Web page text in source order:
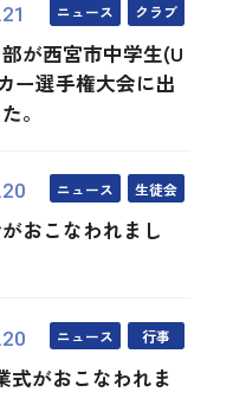
ニュース クラブ
が西宮市中学生(U
ー選手権大会に出
。
ニュース 生徒会
おこなわれまし
ニュース 行事
式がおこなわれま